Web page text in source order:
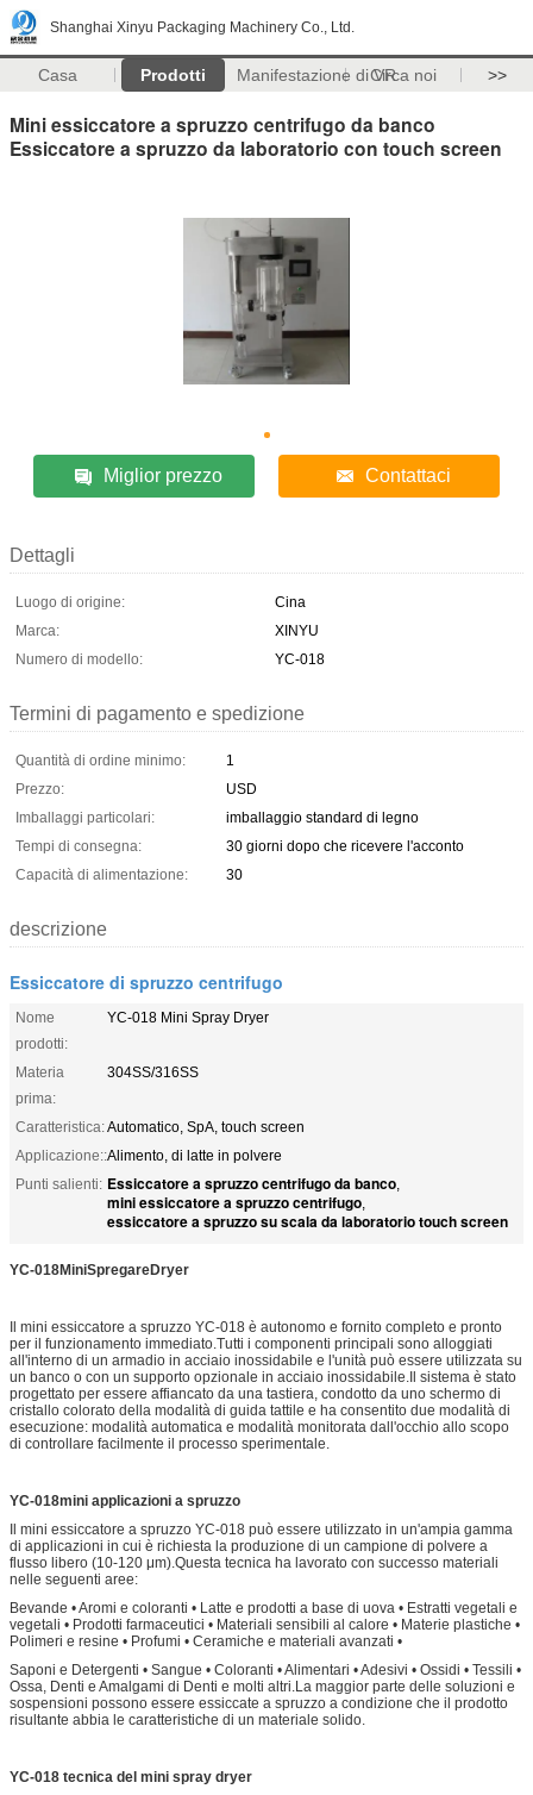
Shanghai Xinyu Packaging Machinery Co., Ltd.
Casa Prodotti Manifestazione di VRCirca noi >>
Mini essiccatore a spruzzo centrifugo da banco
Essiccatore a spruzzo da laboratorio con touch screen
Miglior prezzo Contattaci
Dettagli
Luogo di origine:
Cina
Marca:
XINYU
Numero di modello:
YC-018
Termini di pagamento e spedizione
Quantità di ordine minimo:
1
Prezzo:
USD
Imballaggi particolari:
imballaggio standard di legno
Tempi di consegna:
30 giorni dopo che ricevere l'acconto
Capacità di alimentazione:
30
descrizione
Essiccatore di spruzzo centrifugo
Nome
prodotti:
YC-018 Mini Spray Dryer
Materia
prima:
304SS/316SS
Caratteristica:Automatico, SpA, touch screen
Applicazione::Alimento, di latte in polvere
Punti salienti: Essiccatore a spruzzo centrifugo da banco,
mini essiccatore a spruzzo centrifugo,
essiccatore a spruzzo su scala da laboratorio touch screen
YC-018MiniSpregareDryer
Il mini essiccatore a spruzzo YC-018 è autonomo e fornito completo e pronto
per il funzionamento immediato.Tutti i componenti principali sono alloggiati
all'interno di un armadio in acciaio inossidabile e l'unità può essere utilizzata su
un banco o con un supporto opzionale in acciaio inossidabile.Il sistema è stato
progettato per essere affiancato da una tastiera, condotto da uno schermo di
cristallo colorato della modalità di guida tattile e ha consentito due modalità di
esecuzione: modalità automatica e modalità monitorata dall'occhio allo scopo
di controllare facilmente il processo sperimentale.
YC-018mini applicazioni a spruzzo
Il mini essiccatore a spruzzo YC-018 può essere utilizzato in un'ampia gamma
di applicazioni in cui è richiesta la produzione di un campione di polvere a
flusso libero (10-120 μm).Questa tecnica ha lavorato con successo materiali
nelle seguenti aree:
Bevande • Aromi e coloranti • Latte e prodotti a base di uova • Estratti vegetali e
vegetali • Prodotti farmaceutici • Materiali sensibili al calore • Materie plastiche •
Polimeri e resine • Profumi • Ceramiche e materiali avanzati •
Saponi e Detergenti • Sangue • Coloranti • Alimentari • Adesivi • Ossidi • Tessili •
Ossa, Denti e Amalgami di Denti e molti altri.La maggior parte delle soluzioni e
sospensioni possono essere essiccate a spruzzo a condizione che il prodotto
risultante abbia le caratteristiche di un materiale solido.
YC-018 tecnica del mini spray dryer